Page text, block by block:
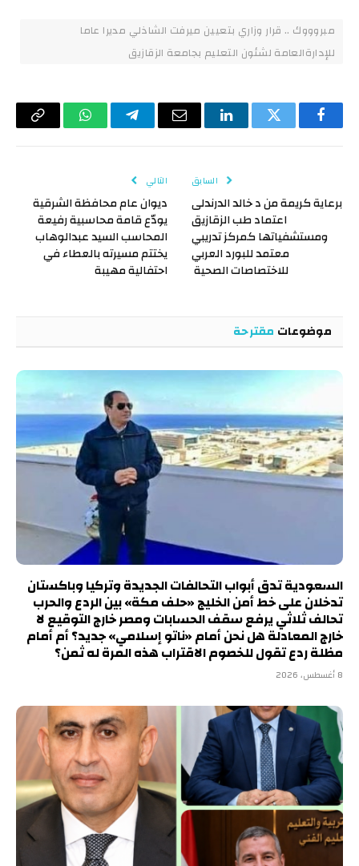
مبروووك .. قرار وزاري بتعيين ميرفت الشاذلي مديرا عاما
للإدارةالعامة لشئون التعليم بجامعة الزقازيق
فيسبوكتويتر لينكدإن البريد
تيلقرام واتسابCopy
السابق
برعاية كريمة من د خالد الدرندلى
اعتماد طب الزقازيق
ومستشفياتها كمركز تدريبي
معتمد للبورد العربي
للاختصاصات الصحية
التالي
ديوان عام محافظة الشرقية
يودّع قامة محاسبية رفيعة
المحاسب السيد عبدالوهاب
يختتم مسيرته بالعطاء في
احتفالية مهيبة
موضوعات مقترحة
السعودية تدق أبواب التحالفات الجديدة وتركيا وباكستان
تدخلان على خط أمن الخليج «حلف مكة» بين الردع والحرب
تحالف ثلاثي يرفع سقف الحسابات ومصر خارج التوقيع لا
خارج المعادلة هل نحن أمام «ناتو إسلامي» جديد؟ أم أمام
مظلة ردع تقول للخصوم الاقتراب هذه المرة له ثمن؟
8 أغسطس، 2026